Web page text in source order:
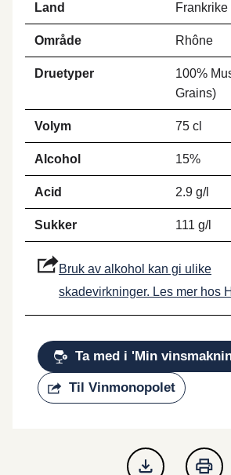
Land Frankrike
Område Rhône
Druetyper
100%
Grains)
Volym 75 cl
Alcohol 15%
Acid 2.9 g/l
Sukker 111 g/l
Bruk av alkohol kan gi ulike
skadevirkninger. Les mer hos
Ta med i 'Min
Til Vinmonopolet